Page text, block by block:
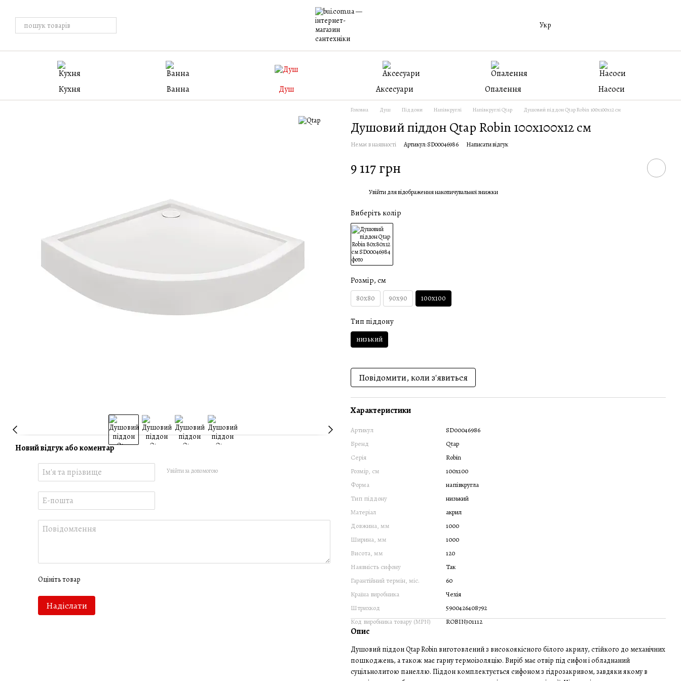
Укр
Кухня Ванна Душ Аксесуари Опалення Насоси
Новий відгук або коментар
Увійти за допомогою
Оцініть товар
Надіслати
Головна Душ Піддони Напівкруглі Напівкруглі Qtap Душовий піддон Qtap Robin 100x100x12 см
Душовий піддон Qtap Robin 100x100x12 см
Немає в наявності Артикул: SD00046986 Написати відгук
9 117 грн
Увійтидля відображення накопичувальної знижки
Виберіть колір
Розмір, см
80x80 90x90 100x100
Тип піддону
низький
Повідомити, коли з'явиться
Характеристики
Артикул
SD00046986
Бренд
Qtap
Серія
Robin
Розмір, см
100x100
Форма
напівкругла
Тип піддону
низький
Матеріал
акрил
Довжина, мм
1000
Ширина, мм
1000
Висота, мм
120
Наявність сифону
Так
Гарантійний термін, міс.
60
Країна виробника
Чехія
Штрихкод
5900426408792
Код виробника товару (MPN)
ROBIN301112
Опис
Душовий піддон Qtap Robin виготовлений з високоякісного білого акрилу, стійкого до механічних
пошкоджень, а також має гарну термоізоляцію. Виріб має отвір під сифон і обладнаний
суцільнолитою панеллю. Піддон комплектується сифоном з гідрозакривом, завдяки якому в